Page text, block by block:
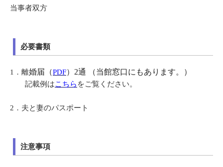
当事者双方
必要書類
1．離婚届（PDF）2通 （当館窓口にもあります。）
記載例はこちら をご覧ください。
2 ． 夫と妻のパスポート
注意事項